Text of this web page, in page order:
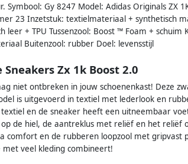
Gy 8247 Model: Adidas Originals ZX
23 Inzetstuk: textielmateriaal + synthetisch
leer + TPU Tussenzool: Boost ™ Foam +
Buitenzool: rubber Doel: levensstijl
Zx 1k Boost 2.0
niet ontbreken in jouw schoenenkast! Deze
is uitgevoerd in textiel met lederlook en
en de sneaker heeft een uitneembaar
de hiel, de aantreklus met reliëf en het reliëf
comfort en de rubberen loopzool met gripvast
veel kleding combineert!